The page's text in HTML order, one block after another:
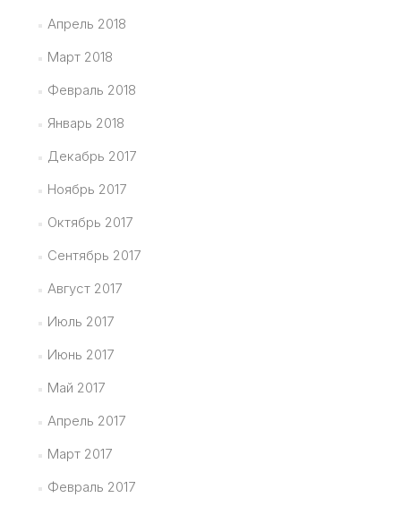
Апрель 2018
Март 2018
Февраль 2018
Январь 2018
Декабрь 2017
Ноябрь 2017
Октябрь 2017
Сентябрь 2017
Август 2017
Июль 2017
Июнь 2017
Май 2017
Апрель 2017
Март 2017
Февраль 2017